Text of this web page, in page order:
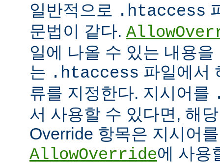
일반적으로 .htaccess
문법이 같다.
일에 나올 수 있는 내용
는 .htaccess 파일에서
류를 지정한다. 지시어를
서 사용할 수 있다면, 해
Override 항목은 지시어
AllowOverride에 사용